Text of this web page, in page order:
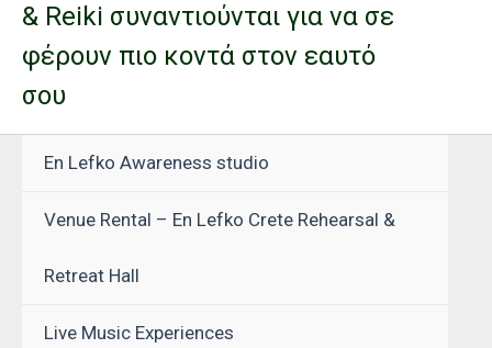
& Reiki συναντιούνται για να σε
φέρουν πιο κοντά στον εαυτό
σου
En Lefko Awareness studio
Venue Rental – En Lefko Crete Rehearsal &
Retreat Hall
Live Music Experiences